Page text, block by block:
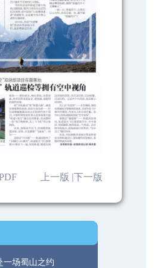
下一版
上一版 |
一场蜀山之约